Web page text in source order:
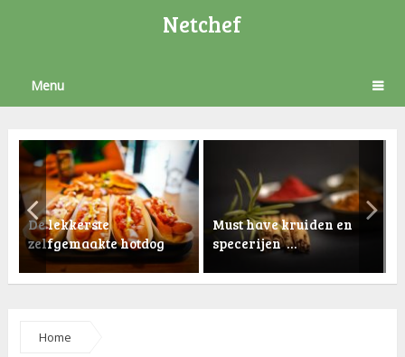
Netchef
Menu
De lekkerste
zelfgemaakte hotdog
Must have kruiden en
specerijen …
Home